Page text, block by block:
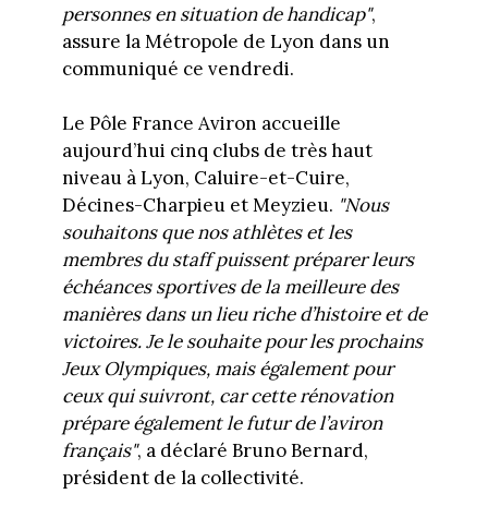
personnes en situation de handicap",
assure la Métropole de Lyon dans un
communiqué ce vendredi.
Le Pôle France Aviron accueille
aujourd’hui cinq clubs de très haut
niveau à Lyon, Caluire-et-Cuire,
Décines-Charpieu et Meyzieu. "Nous
souhaitons que nos athlètes et les
membres du staff puissent préparer leurs
échéances sportives de la meilleure des
manières dans un lieu riche d’histoire et de
victoires. Je le souhaite pour les prochains
Jeux Olympiques, mais également pour
ceux qui suivront, car cette rénovation
prépare également le futur de l’aviron
français", a déclaré Bruno Bernard,
président de la collectivité.